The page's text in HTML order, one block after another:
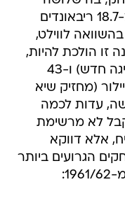
שחקנים נוספים הורידו למעלה מ-18.7 ריבאונדים
לווילט,
זו הולכת להיות,
עם משחק של 78 נקודות (שיא ליגה חדש) ו-43
(מחזיק שיא
עדות לכמה
לא מרשימת
אלא דווקא
הגרועים ביותר